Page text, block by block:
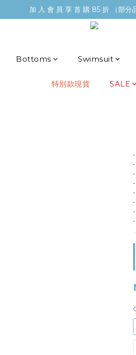
加 入 會 員 享 首 購 85 折 （部分
Bottoms Swimsuit
特別款現貨 SALE